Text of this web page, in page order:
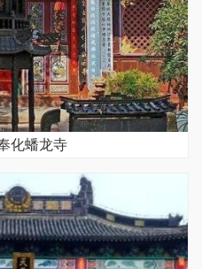
化蟠龙寺